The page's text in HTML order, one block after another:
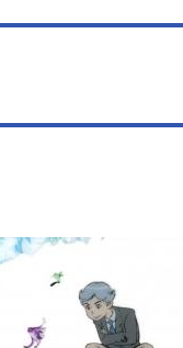
TVアニメ『戦隊大失格』
radio 大直会 2nd season